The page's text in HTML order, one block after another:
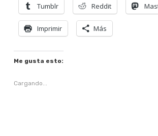
Tumblr Reddit
Imprimir Más
Me gusta esto:
Cargando...